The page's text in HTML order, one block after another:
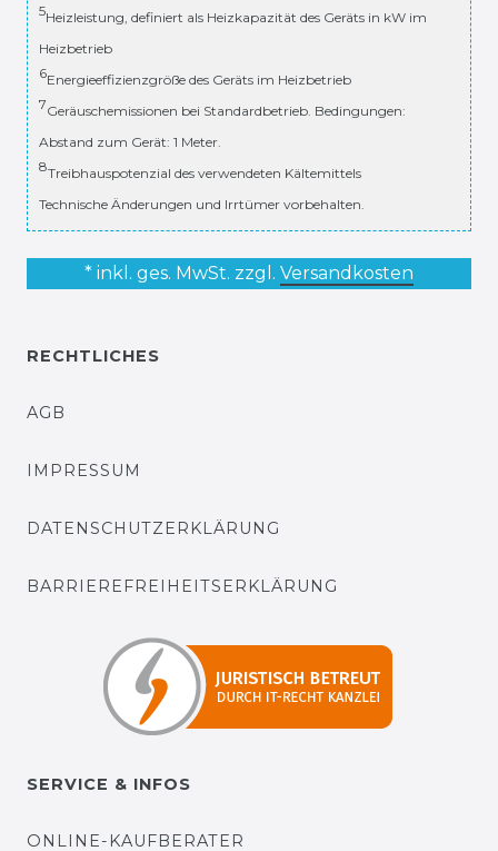
5Heizleistung, definiert als Heizkapazität des Geräts in kW im
Heizbetrieb
6Energieeffizienzgröße des Geräts im Heizbetrieb
7Geräuschemissionen bei Standardbetrieb. Bedingungen:
Abstand zum Gerät: 1 Meter.
8Treibhauspotenzial des verwendeten Kältemittels
Technische Änderungen und Irrtümer vorbehalten.
* inkl. ges. MwSt. zzgl. Versandkosten
RECHTLICHES
AGB
IMPRESSUM
DATENSCHUTZERKLÄRUNG
BARRIEREFREIHEITSERKLÄRUNG
SERVICE & INFOS
ONLINE-KAUFBERATER